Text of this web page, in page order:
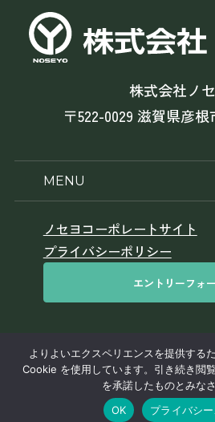
株式会社ノ
〒522-0029 滋賀県彦根
MENU
ノセヨコーポレートサイト
プライバシーポリシー
エントリーフォ
このサイトはreCAPTCHAによって保護さ
バシーポリシー
と利用規約が
© 2026 Noseyo Inc. All
インターンシッ
よりよいエクスペリエンスを提供する
Cookie を使用しています。引き続き閲
を承諾したものとみなさ
OK
プライバシ